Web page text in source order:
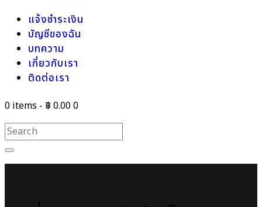
แจ้งชำระเงิน
บัญชีของฉัน
บทความ
เกี่ยวกับเรา
ติดต่อเรา
0 items - ฿ 0.000